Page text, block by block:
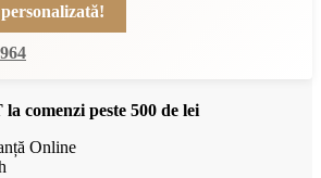
comenzi peste 500 de lei
Online